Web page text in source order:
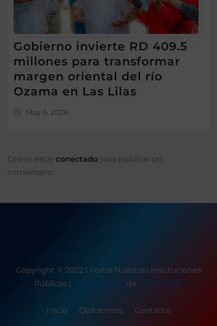
Gobierno invierte RD 409.5
millones para transformar
margen oriental del río
Ozama en Las Lilas
May 6, 2026
Debes estar conectado para publicar un
comentario.
Copyright © 2022 | Portal Nuestras Instituciones
Públicas | Seattle News de ThemeArile
Inicio Qué somos Contacto